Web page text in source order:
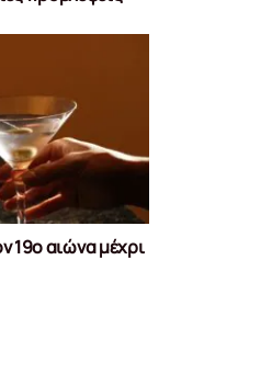
19ο αιώνα μέχρι